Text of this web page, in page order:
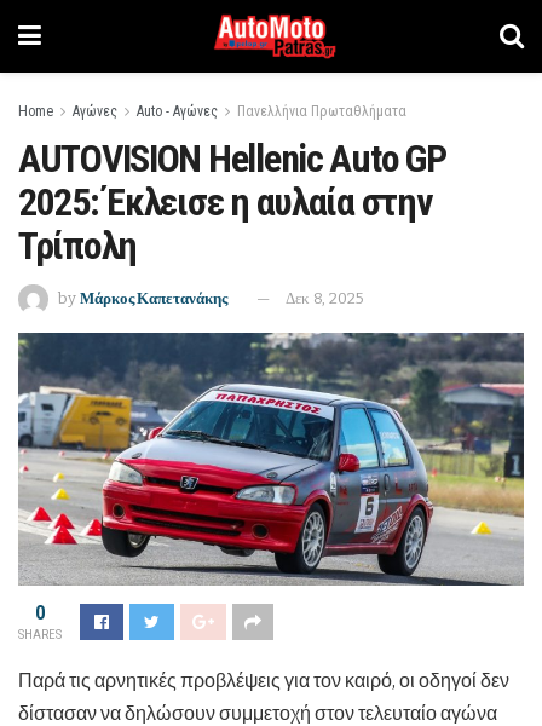
Home Αγώνες Auto - Αγώνες Πανελλήνια Πρωταθλήματα
AUTOVISION Hellenic Auto GP
2025: Έκλεισε η αυλαία στην
Τρίπολη
by Μάρκος Καπετανάκης Δεκ 8, 2025
0
SHARES
Παρά τις αρνητικές προβλέψεις για τον καιρό, οι οδηγοί δεν
δίστασαν να δηλώσουν συμμετοχή στον τελευταίο αγώνα